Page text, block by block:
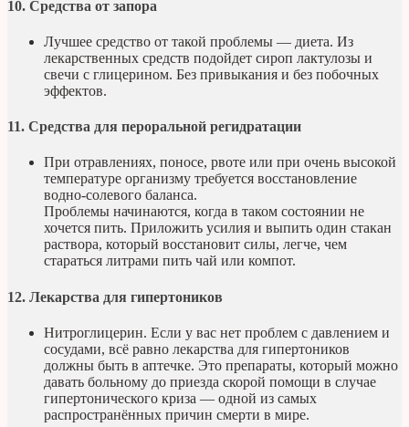
10. Средства от запора
Лучшее средство от такой проблемы — диета. Из
лекарственных средств подойдет сироп лактулозы и
свечи с глицерином. Без привыкания и без побочных
эффектов.
11. Средства для пероральной регидратации
При отравлениях, поносе, рвоте или при очень высокой
температуре организму требуется восстановление
водно-солевого баланса.
Проблемы начинаются, когда в таком состоянии не
хочется пить. Приложить усилия и выпить один стакан
раствора, который восстановит силы, легче, чем
стараться литрами пить чай или компот.
12. Лекарства для гипертоников
Нитроглицерин. Если у вас нет проблем с давлением и
сосудами, всё равно лекарства для гипертоников
должны быть в аптечке. Это препараты, который можно
давать больному до приезда скорой помощи в случае
гипертонического криза — одной из самых
распространённых причин смерти в мире.